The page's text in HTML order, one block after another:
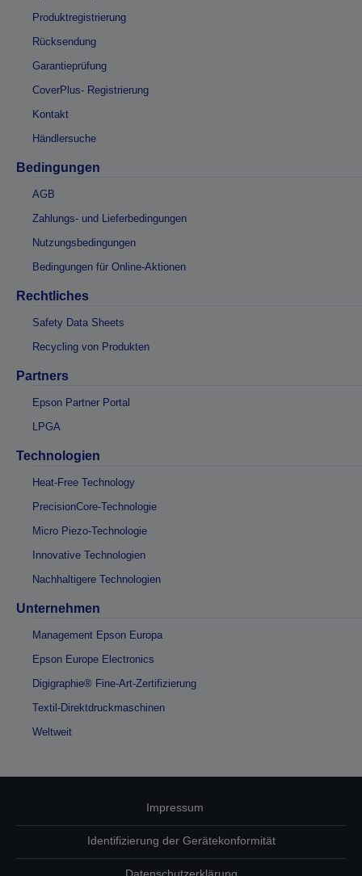
Produktregistrierung
Rücksendung
Garantieprüfung
CoverPlus- Registrierung
Kontakt
Händlersuche
Bedingungen
AGB
Zahlungs- und Lieferbedingungen
Nutzungsbedingungen
Bedingungen für Online-Aktionen
Rechtliches
Safety Data Sheets
Recycling von Produkten
Partners
Epson Partner Portal
LPGA
Technologien
Heat-Free Technology
PrecisionCore-Technologie
Micro Piezo-Technologie
Innovative Technologien
Nachhaltigere Technologien
Unternehmen
Management Epson Europa
Epson Europe Electronics
Digigraphie® Fine-Art-Zertifizierung
Textil-Direktdruckmaschinen
Weltweit
Impressum
Identifizierung der Gerätekonformität
Datenschutzerklärung